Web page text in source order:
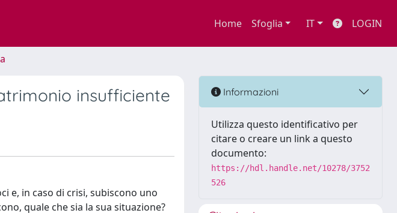
Home Sfoglia IT LOGIN
insufficiente
e, in caso di crisi, subiscono uno
quale che sia la sua situazione?
Informazioni
Utilizza questo identificativo per
citare o creare un link a questo
documento:
https://hdl.handle.net/10278/3752
526